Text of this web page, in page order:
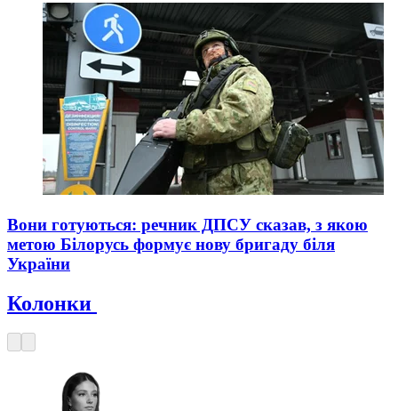
Вони готуються: речник ДПСУ сказав, з якою
метою Білорусь формує нову бригаду біля
України
Колонки